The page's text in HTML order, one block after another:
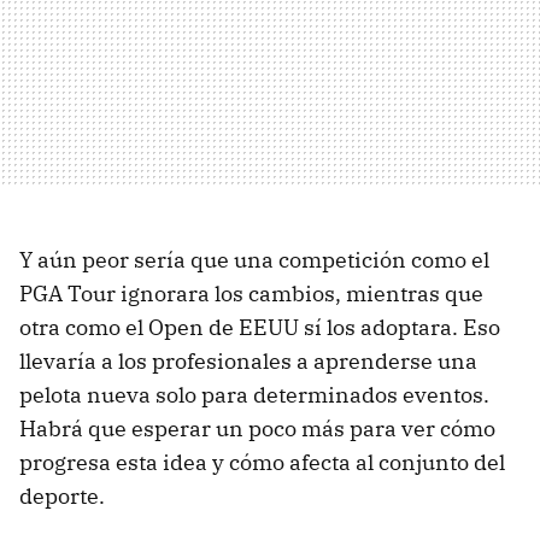
Y aún peor sería que una competición como el
PGA Tour ignorara los cambios, mientras que
otra como el Open de EEUU sí los adoptara. Eso
llevaría a los profesionales a aprenderse una
pelota nueva solo para determinados eventos.
Habrá que esperar un poco más para ver cómo
progresa esta idea y cómo afecta al conjunto del
deporte.